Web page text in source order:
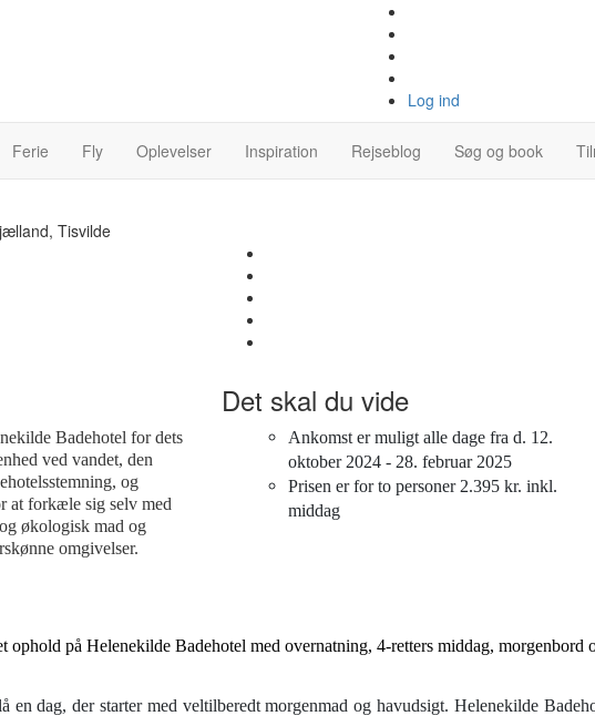
Log ind
Ferie Fly Oplevelser Inspiration Rejseblog Søg og book
Tisvilde
Badehotel for dets
ved vandet, den
og
at forkæle sig selv med
økologisk mad og
omgivelser.
Det skal du vide
Ankomst er muligt alle dage fra d. 12.
oktober 2024 - 28. februar 2025
Prisen er for to personer 2.395 kr. inkl.
middag
ophold på Helenekilde Badehotel med overnatning, 4-retters middag, morgenbord
en dag, der starter med veltilberedt morgenmad og havudsigt. Helenekilde